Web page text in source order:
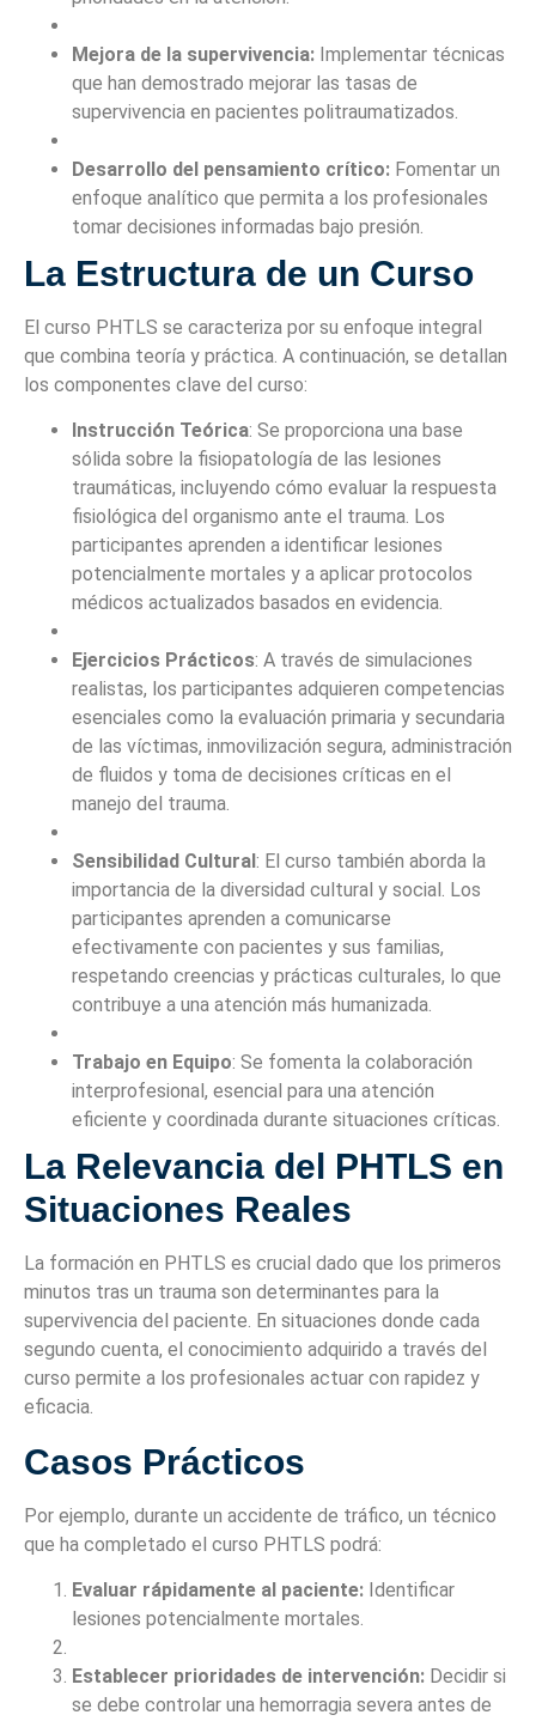
Mejora de la supervivencia: Implementar técnicas
que han demostrado mejorar las tasas de
supervivencia en pacientes politraumatizados.
Desarrollo del pensamiento crítico: Fomentar un
enfoque analítico que permita a los profesionales
tomar decisiones informadas bajo presión.
La Estructura de un Curso
El curso PHTLS se caracteriza por su enfoque integral
que combina teoría y práctica. A continuación, se detallan
los componentes clave del curso:
Instrucción Teórica: Se proporciona una base
sólida sobre la fisiopatología de las lesiones
traumáticas, incluyendo cómo evaluar la respuesta
fisiológica del organismo ante el trauma. Los
participantes aprenden a identificar lesiones
potencialmente mortales y a aplicar protocolos
médicos actualizados basados en evidencia.
Ejercicios Prácticos: A través de simulaciones
realistas, los participantes adquieren competencias
esenciales como la evaluación primaria y secundaria
de las víctimas, inmovilización segura, administración
de fluidos y toma de decisiones críticas en el
manejo del trauma.
Sensibilidad Cultural : El curso también aborda la
importancia de la diversidad cultural y social. Los
participantes aprenden a comunicarse
efectivamente con pacientes y sus familias,
respetando creencias y prácticas culturales, lo que
contribuye a una atención más humanizada.
Trabajo en Equipo: Se fomenta la colaboración
interprofesional, esencial para una atención
eficiente y coordinada durante situaciones críticas.
La Relevancia del PHTLS en
Situaciones Reales
La formación en PHTLS es crucial dado que los primeros
minutos tras un trauma son determinantes para la
supervivencia del paciente. En situaciones donde cada
segundo cuenta, el conocimiento adquirido a través del
curso permite a los profesionales actuar con rapidez y
eficacia.
Casos Prácticos
Por ejemplo, durante un accidente de tráfico, un técnico
que ha completado el curso PHTLS podrá:
Evaluar rápidamente al paciente: Identificar
lesiones potencialmente mortales.
Establecer prioridades de intervención: Decidir si
se debe controlar una hemorragia severa antes de